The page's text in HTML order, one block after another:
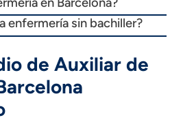
enfermería sin bachiller?
de Auxiliar de